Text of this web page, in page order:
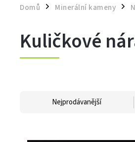
Domů / Minerální kameny /
Kuličkové
Nejprodávanější